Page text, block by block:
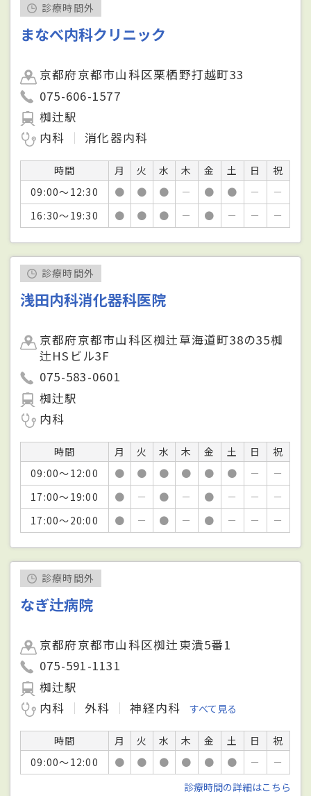
診療時間外
まなべ内科クリニック
京都府京都市山科区栗栖野打越町33
075-606-1577
椥辻駅
内科
消化器内科
時間 月 火 水 木 金 土 日
祝
09:00～12:30
● ● ● － ● ● －
－
16:30～19:30
● ● ● － ● － － －
診療時間外
浅田内科消化器科医院
京都府京都市山科区椥辻草海道町38の35椥
辻HSビル3F
075-583-0601
椥辻駅
内科
時間 月 火 水 木 金 土 日
祝
09:00～12:00
● ● ● ● ● ● －
－
17:00～19:00
● － ● － ● － －
－
17:00～20:00
● － ● － ● － － －
診療時間外
なぎ辻病院
京都府京都市山科区椥辻東潰5番1
075-591-1131
椥辻駅
内科
外科 神経内科 すべて見る
時間 月 火 水 木 金 土 日
祝
09:00～12:00
● ● ● ● ● ● －
－
診療時間の詳細はこちら